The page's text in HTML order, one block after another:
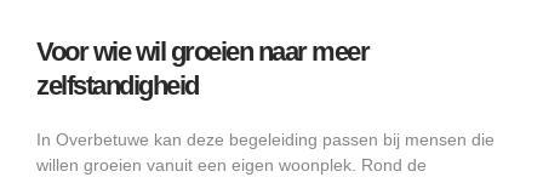
Voor wie wil groeien naar meer
zelfstandigheid
In Overbetuwe kan deze begeleiding passen bij mensen die
willen groeien vanuit een eigen woonplek. Rond de